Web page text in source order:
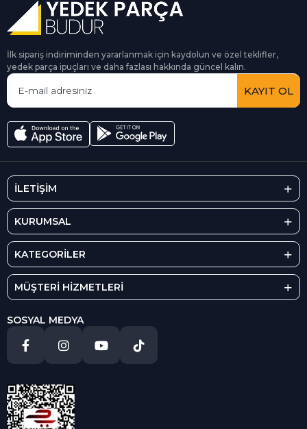
İlk sipariş indiriminden yararlanmak için kaydolun ve özel teklifler,
yedek parça ipuçları ve daha fazlası hakkında güncel kalın.
KAYIT OL
İLETİŞİM
KURUMSAL
KATEGORİLER
MÜŞTERİ HİZMETLERİ
SOSYAL MEDYA